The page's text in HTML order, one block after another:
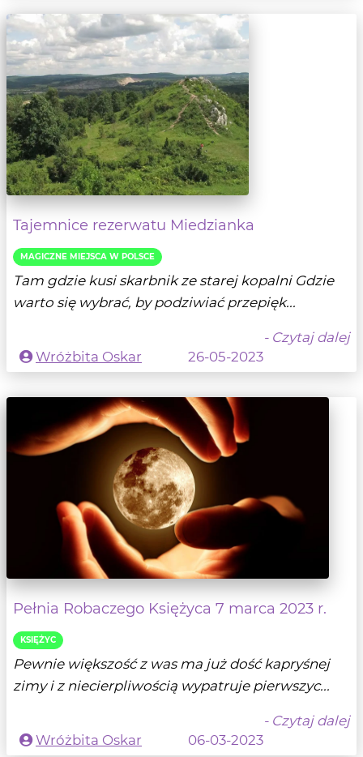
Tajemnice rezerwatu Miedzianka
MAGICZNE MIEJSCA W POLSCE
Tam gdzie kusi skarbnik ze starej kopalni Gdzie
warto się wybrać, by podziwiać przepięk...
- Czytaj dalej
Wróżbita Oskar
26-05-2023
Pełnia Robaczego Księżyca 7 marca 2023 r.
KSIĘŻYC
Pewnie większość z was ma już dość kapryśnej
zimy i z niecierpliwością wypatruje pierwszyc...
- Czytaj dalej
Wróżbita Oskar
06-03-2023